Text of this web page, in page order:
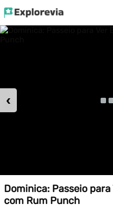
‹
Dominica: Passeio
com Rum Punch